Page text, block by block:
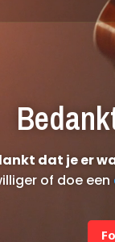
dat je er
of doe een